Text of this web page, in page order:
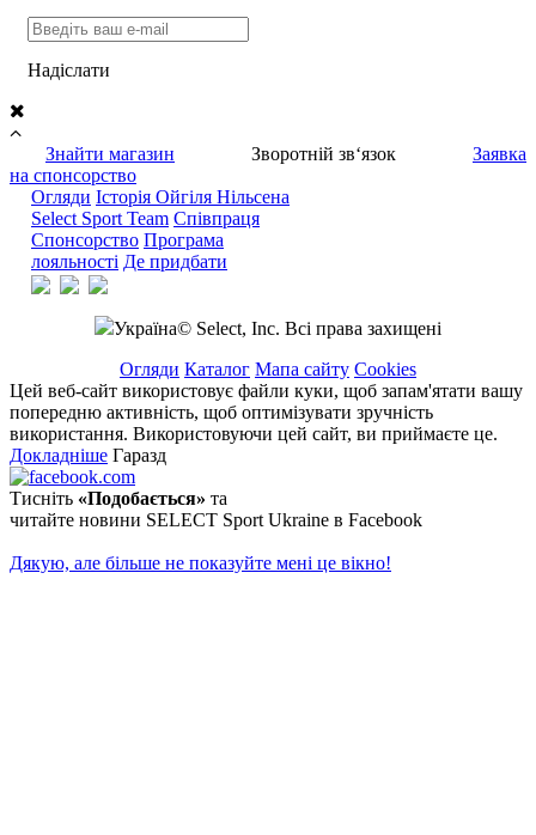
Надiслати
Знайти магазин Зворотній зв‘язок
Заявка
на спонсорство
Огляди Iсторiя Ойгiля Нiльсена
Select Sport Team Спiвпраця
Cпонсорство Програма
лояльності Де придбати
Україна© Select, Inc. Всі права захищені
Огляди Каталог Мапа сайту Cookies
Цей веб-сайт використовує файли куки, щоб запам'ятати вашу
попередню активність, щоб оптимізувати зручність
використання. Використовуючи цей сайт, ви приймаєте це.
Докладніше Гаразд
Тисніть «Подобається» та
читайте новини SELECT Sport Ukraine в Facebook
Дякую, але більше не показуйте мені це вікно!